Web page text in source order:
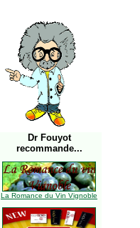
Dr Fouyot
recommande...
La Romance du Vin Vignoble